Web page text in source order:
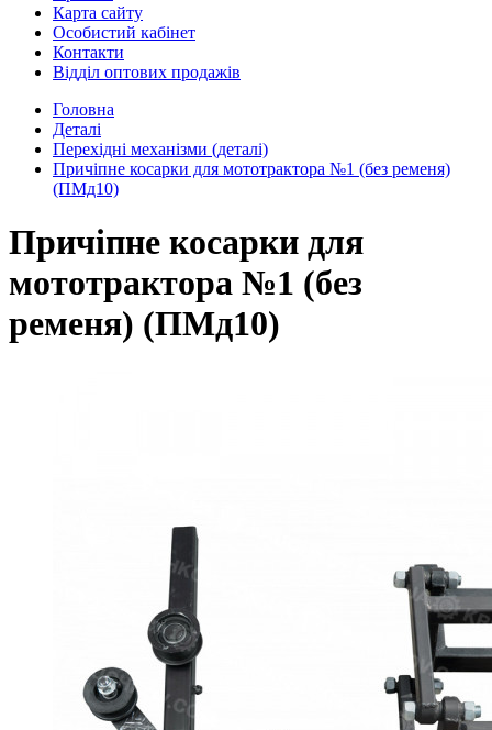
Карта сайту
Особистий кабінет
Контакти
Відділ оптових продажів
Головна
Деталі
Перехідні механізми (деталі)
Причіпне косарки для мототрактора №1 (без ременя)
(ПМд10)
Причіпне косарки для
мототрактора №1 (без
ременя) (ПМд10)